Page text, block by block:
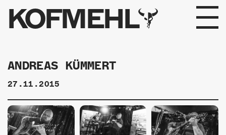
KOFMEHL
PROGRAMM
FABRIKGEFLÜSTER
GALERIE
FOTOGALERIE
ANDREAS KÜMMERT
27.11.2015